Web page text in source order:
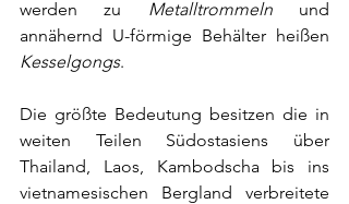
werden zu Metalltrommeln und
Kesselgongs.
Die größte Bedeutung besitzen die in
weiten Teilen Südostasiens über
Thailand, Laos
vietnamesischen